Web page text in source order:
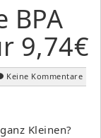
BPA
9,74€
Keine Kommentare
Kleinen?